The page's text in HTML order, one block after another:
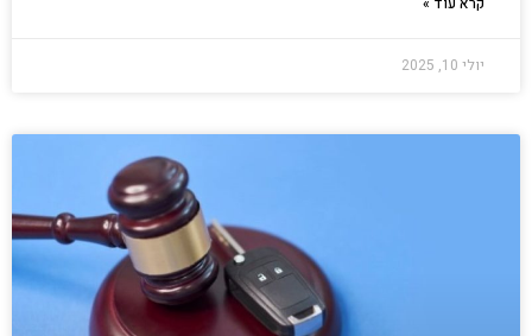
יולי 10, 2025